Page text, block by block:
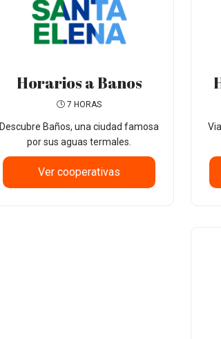
Horarios a Banos
7 HORAS
Descubre Baños, una ciudad famosa
por sus aguas termales.
Ver cooperativas